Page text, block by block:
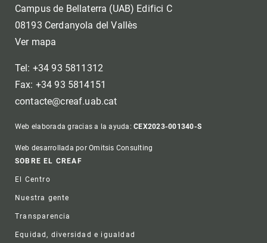
Campus de Bellaterra (UAB) Edifici C
08193 Cerdanyola del Vallès
Ver mapa
Tel: +34 93 5811312
Fax: +34 93 5814151
contacte@creaf.uab.cat
Web elaborada gracias a la ayuda:CEX2023-001340-S
Web desarrollada por Omitsis Consulting
Footer
SOBRE EL CREAF
El Centro
Nuestra gente
Transparencia
Equidad, diversidad e igualdad